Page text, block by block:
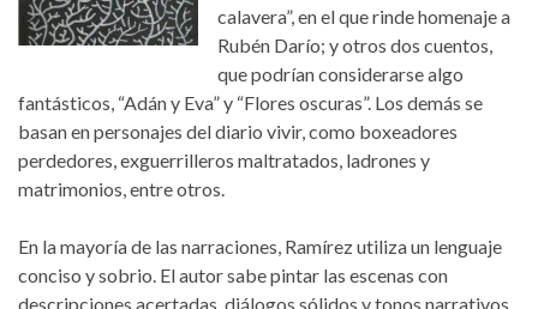
calavera”, en el que rinde homenaje a
Rubén Darío; y otros dos cuentos,
que podrían considerarse algo
fantásticos, “Adán y Eva” y “Flores oscuras”. Los demás se
basan en personajes del diario vivir, como boxeadores
perdedores, exguerrilleros maltratados, ladrones y
matrimonios, entre otros.
En la mayoría de las narraciones, Ramírez utiliza un lenguaje
conciso y sobrio. El autor sabe pintar las escenas con
descripciones acertadas, diálogos sólidos y tonos narrativos